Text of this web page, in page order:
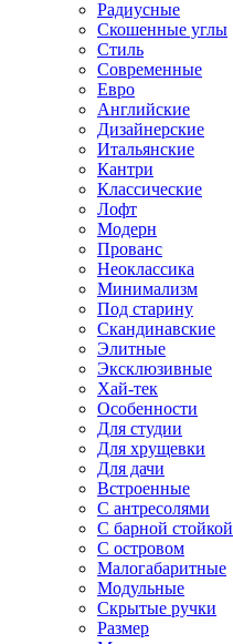
Радиусные
Скошенные углы
Стиль
Современные
Евро
Английские
Дизайнерские
Итальянские
Кантри
Классические
Лофт
Модерн
Прованс
Неоклассика
Минимализм
Под старину
Скандинавские
Элитные
Эксклюзивные
Хай-тек
Особенности
Для студии
Для хрущевки
Для дачи
Встроенные
С антресолями
С барной стойкой
С островом
Малогабаритные
Модульные
Скрытые ручки
Размер